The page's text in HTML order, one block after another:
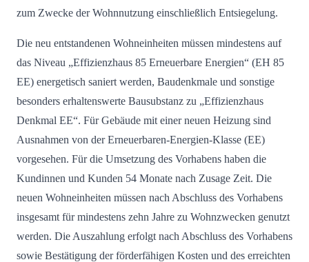
zum Zwecke der Wohnnutzung einschließlich Entsiegelung.
Die neu entstandenen Wohneinheiten müssen mindestens auf
das Niveau „Effizienzhaus 85 Erneuerbare Energien“ (EH 85
EE) energetisch saniert werden, Baudenkmale und sonstige
besonders erhaltenswerte Bausubstanz zu „Effizienzhaus
Denkmal EE“. Für Gebäude mit einer neuen Heizung sind
Ausnahmen von der Erneuerbaren-Energien-Klasse (EE)
vorgesehen. Für die Umsetzung des Vorhabens haben die
Kundinnen und Kunden 54 Monate nach Zusage Zeit. Die
neuen Wohn­einheiten müssen nach Abschluss des Vorhabens
insgesamt für mindestens zehn Jahre zu Wohn­­zwecken genutzt
werden. Die Auszahlung erfolgt nach Abschluss des Vorhabens
sowie Bestätigung der förderfähigen Kosten und des erreichten